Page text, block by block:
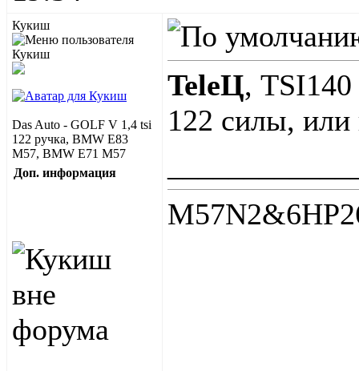
Кукиш
Das Auto - GOLF V 1,4 tsi
122 ручка, BMW E83
M57, BMW E71 M57
Доп. информация
TeleЦ, TSI140
122 силы, или